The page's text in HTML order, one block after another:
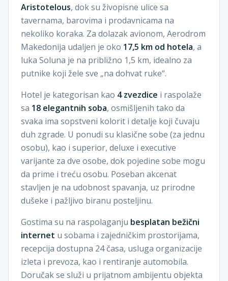
Aristotelous, dok su živopisne ulice sa
tavernama, barovima i prodavnicama na
nekoliko koraka. Za dolazak avionom, Aerodrom
Makedonija udaljen je oko 17,5 km od hotela, a
luka Soluna je na približno 1,5 km, idealno za
putnike koji žele sve „na dohvat ruke“.
Hotel je kategorisan kao 4 zvezdice i raspolaže
sa 18 elegantnih soba, osmišljenih tako da
svaka ima sopstveni kolorit i detalje koji čuvaju
duh zgrade. U ponudi su klasične sobe (za jednu
osobu), kao i superior, deluxe i executive
varijante za dve osobe, dok pojedine sobe mogu
da prime i treću osobu. Poseban akcenat
stavljen je na udobnost spavanja, uz prirodne
dušeke i pažljivo biranu posteljinu.
Gostima su na raspolaganju besplatan bežični
internet u sobama i zajedničkim prostorijama,
recepcija dostupna 24 časa, usluga organizacije
izleta i prevoza, kao i rentiranje automobila.
Doručak se služi u prijatnom ambijentu objekta